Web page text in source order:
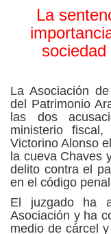
La
La Asociación
del Patrimonio
las dos
ministerio
Victorino Alonso
la cueva Chaves
delito contra el
en el código
El juzgado ha
Asociación y ha
medio de cárcel